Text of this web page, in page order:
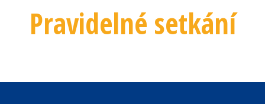
Pravidelné setkání